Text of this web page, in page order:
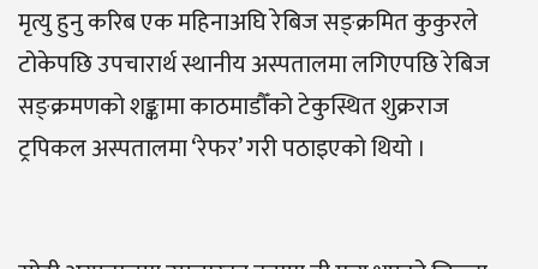
मृत्यु हुनु करिब एक महिनाअघि रेबिज सङ्क्रमित कुकुरले
टोकेपछि उपचारार्थ स्थानीय अस्पतालमा लगिएपछि रेबिज
सङ्क्रमणको शङ्कामा काठमाडौँको टेकुस्थित शुक्रराज
ट्रपिकल अस्पतालमा ‘रेफर’ गरी पठाइएको थियो ।